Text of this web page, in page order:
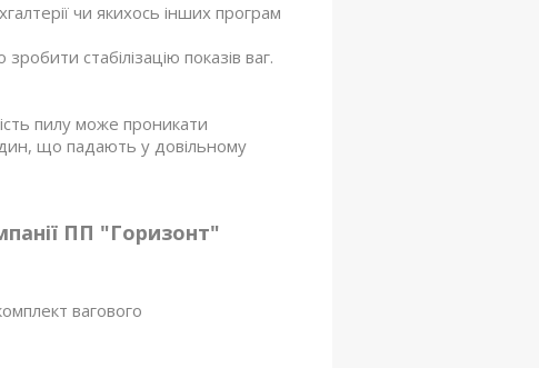
чи якихось інших програм
стабілізацію показів ваг.
пилу може проникати
що падають у довільному
ПП "Горизонт"
вагового